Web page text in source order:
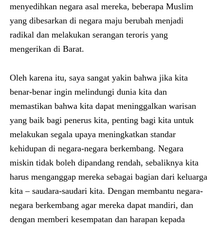
menyedihkan negara asal mereka, beberapa Muslim
yang dibesarkan di negara maju berubah menjadi
radikal dan melakukan serangan teroris yang
mengerikan di Barat.
Oleh karena itu, saya sangat yakin bahwa jika kita
benar-benar ingin melindungi dunia kita dan
memastikan bahwa kita dapat meninggalkan warisan
yang baik bagi penerus kita, penting bagi kita untuk
melakukan segala upaya meningkatkan standar
kehidupan di negara-negara berkembang. Negara
miskin tidak boleh dipandang rendah, sebaliknya kita
harus menganggap mereka sebagai bagian dari keluarga
kita – saudara-saudari kita. Dengan membantu negara-
negara berkembang agar mereka dapat mandiri, dan
dengan memberi kesempatan dan harapan kepada